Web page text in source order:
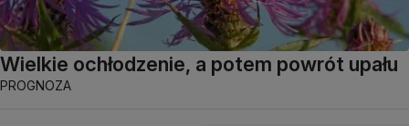
Wielkie ochłodzenie, a potem powrót upału
PROGNOZA